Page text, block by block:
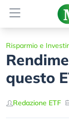
Risparmio e
questo
Redazione ETF